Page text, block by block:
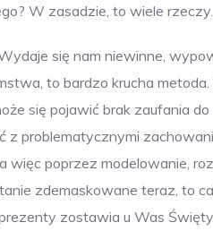
W zasadzie, to wiele rzeczy.
się nam niewinne,
to bardzo krucha
się pojawić brak zaufania do
z problematycznymi
poprzez modelowanie,
zdemaskowane teraz, to
zostawia u Was Święty